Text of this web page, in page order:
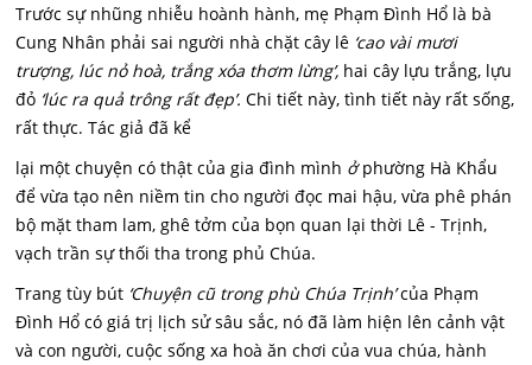
Trước sự nhũng nhiễu hoành hành, mẹ Phạm Đình Hổ là bà
Cung Nhân phải sai người nhà chặt cây lê ‘cao vài mươi
trượng, lúc nỏ hoà, trắng xóa thơm lừng’, hai cây lựu trắng, lựu
đỏ ‘lúc ra quả trông rất đẹp’. Chi tiết này, tình tiết này rất sống,
rất thực. Tác giả đã kể
lại một chuyện có thật của gia đình mình ởphường Hà Khẩu
để vừa tạo nên niềm tin cho người đọc mai hậu, vừa phê phán
bộ mặt tham lam, ghê tởm của bọn quan lại thời Lê - Trịnh,
vạch trần sự thối tha trong phủ Chúa.
Trang tùy bút ‘Chuyện cũ trong phù Chúa Trịnh’của Phạm
Đình Hổ có giá trị lịch sử sâu sắc, nó đã làm hiện lên cảnh vật
và con người, cuộc sống xa hoà ăn chơi của vua chúa, hành